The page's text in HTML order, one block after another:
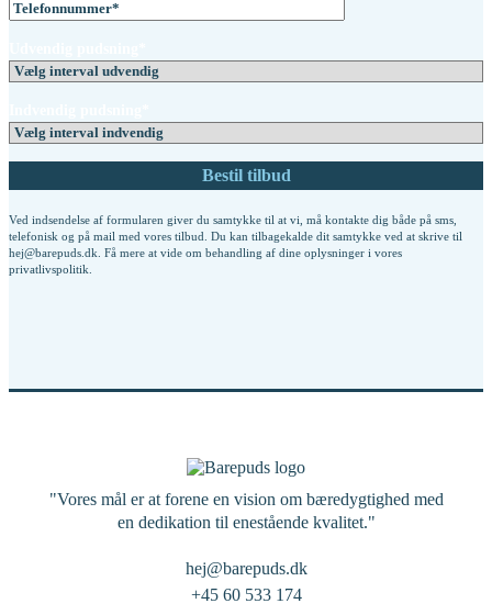
Ved indsendelse af formularen giver du samtykke til at vi, må kontakte dig både på sms,
telefonisk og på mail med vores tilbud. Du kan tilbagekalde dit samtykke ved at skrive til
hej@barepuds.dk. Få mere at vide om behandling af dine oplysninger i vores
privatlivspolitik
"Vores mål er at forene en vision om bæredygtighed med
en dedikation til enestående kvalitet."
hej@barepuds.dk
+45 60 533 174